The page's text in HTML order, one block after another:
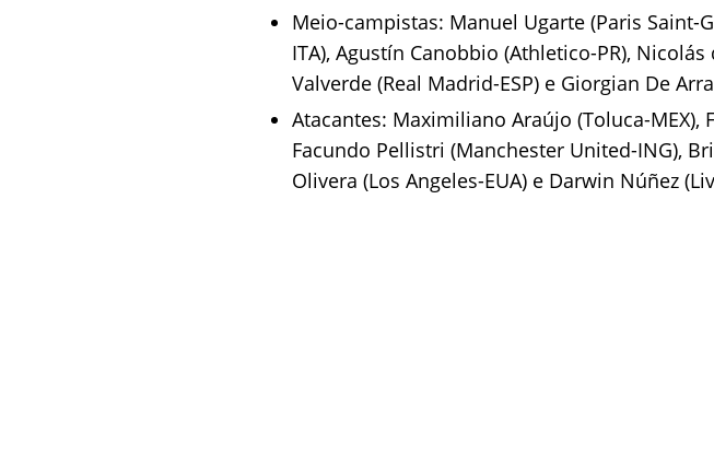
Meio-campistas: Manuel Ugarte (Paris Saint-
ITA), Agustín Canobbio (Athletico-PR), Nicolás
Valverde (Real Madrid-ESP) e Giorgian De
Atacantes: Maximiliano Araújo (Toluca-MEX),
Facundo Pellistri (Manchester United-ING),
Olivera (Los Angeles-EUA) e Darwin Núñez